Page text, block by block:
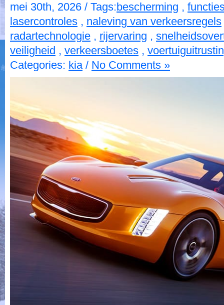
mei 30th, 2026 / Tags:bescherming ,
lasercontroles , naleving van verkeersregels
radartechnologie , rijervaring ,
veiligheid , verkeersboetes ,
Categories: kia/ No Comments »